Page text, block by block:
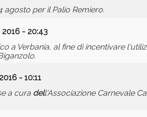
agosto per il Palio Remiero.
- 20:43
a Verbania, al fine di incentivare
- 10:11
a cura dell'Associazione Carnevale